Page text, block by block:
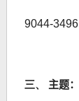
9044-3496
三、 主题：